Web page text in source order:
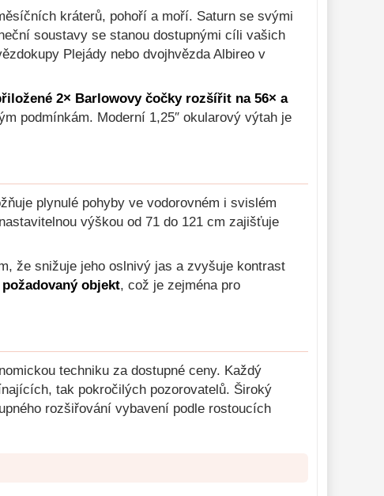
kráterů, pohoří a moří. Saturn se svými
soustavy se stanou dostupnými cíli vašich
Plejády nebo dvojhvězda Albireo v
2× Barlowovy čočky rozšířit na 56× a
podmínkám. Moderní 1,25″ okularový výtah je
plynulé pohyby ve vodorovném i svislém
výškou od 71 do 121 cm zajišťuje
že snižuje jeho oslnivý jas a zvyšuje kontrast
objekt, což je zejména pro
techniku za dostupné ceny. Každý
tak pokročilých pozorovatelů. Široký
rozšiřování vybavení podle rostoucích